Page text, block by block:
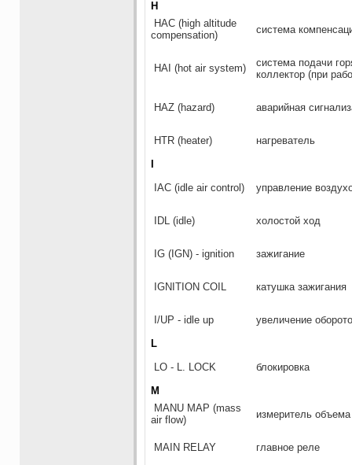
H
НАС (high altitude
compensation)
система
HAI (hot air system)
система подачи
коллектор (при
HAZ (hazard) аварийная
HTR (heater)
нагреватель
IAC (idle air control)
управление
IDL (idle) холостой ход
IG (IGN) - ignition зажигание
IGNITION COIL катушка зажигания
I/UP - idle up
увеличение
L
LO - L. LOCK
блокировка
M
MANU MAP (mass
air flow)
измеритель
MAIN RELAY главное реле